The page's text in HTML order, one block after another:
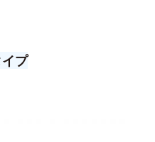
プ